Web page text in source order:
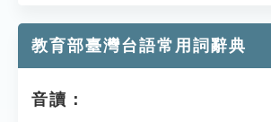
教育部臺灣台語常用詞辭典
音讀：